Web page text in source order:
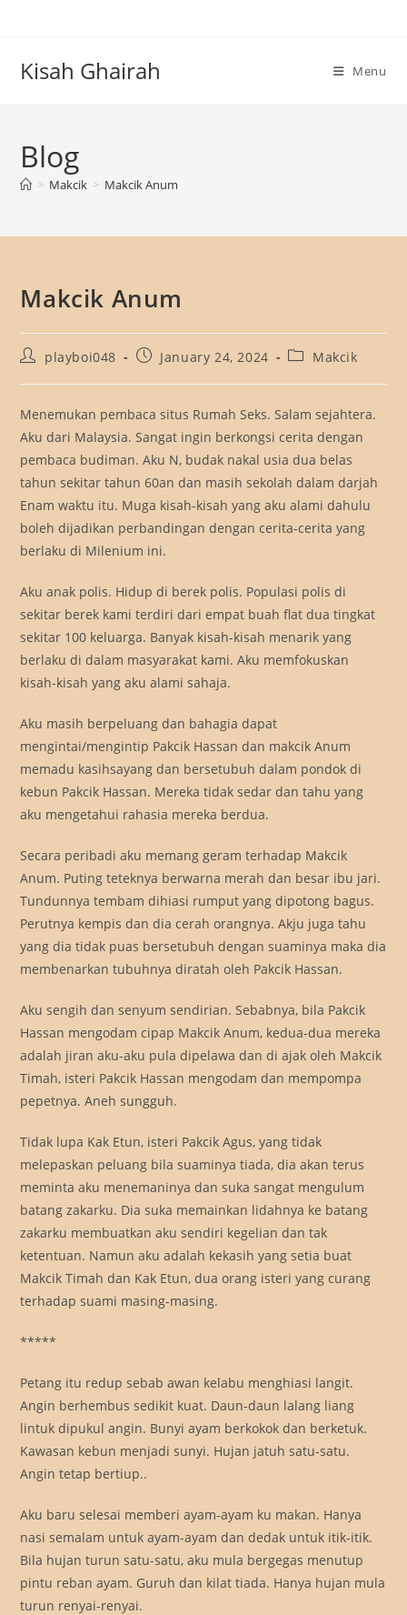
Kisah Ghairah Menu
Blog
> Makcik > Makcik Anum
Makcik Anum
Postplayboi048
PostJanuary 24, 2024
PostMakcik
Menemukan pembaca situs Rumah Seks. Salam sejahtera.
Aku dari Malaysia. Sangat ingin berkongsi cerita dengan
pembaca budiman. Aku N, budak nakal usia dua belas
tahun sekitar tahun 60an dan masih sekolah dalam darjah
Enam waktu itu. Muga kisah-kisah yang aku alami dahulu
boleh dijadikan perbandingan dengan cerita-cerita yang
berlaku di Milenium ini.
Aku anak polis. Hidup di berek polis. Populasi polis di
sekitar berek kami terdiri dari empat buah flat dua tingkat
sekitar 100 keluarga. Banyak kisah-kisah menarik yang
berlaku di dalam masyarakat kami. Aku memfokuskan
kisah-kisah yang aku alami sahaja.
Aku masih berpeluang dan bahagia dapat
mengintai/mengintip Pakcik Hassan dan makcik Anum
memadu kasihsayang dan bersetubuh dalam pondok di
kebun Pakcik Hassan. Mereka tidak sedar dan tahu yang
aku mengetahui rahasia mereka berdua.
Secara peribadi aku memang geram terhadap Makcik
Anum. Puting teteknya berwarna merah dan besar ibu jari.
Tundunnya tembam dihiasi rumput yang dipotong bagus.
Perutnya kempis dan dia cerah orangnya. Akju juga tahu
yang dia tidak puas bersetubuh dengan suaminya maka dia
membenarkan tubuhnya diratah oleh Pakcik Hassan.
Aku sengih dan senyum sendirian. Sebabnya, bila Pakcik
Hassan mengodam cipap Makcik Anum, kedua-dua mereka
adalah jiran aku-aku pula dipelawa dan di ajak oleh Makcik
Timah, isteri Pakcik Hassan mengodam dan mempompa
pepetnya. Aneh sungguh.
Tidak lupa Kak Etun, isteri Pakcik Agus, yang tidak
melepaskan peluang bila suaminya tiada, dia akan terus
meminta aku menemaninya dan suka sangat mengulum
batang zakarku. Dia suka memainkan lidahnya ke batang
zakarku membuatkan aku sendiri kegelian dan tak
ketentuan. Namun aku adalah kekasih yang setia buat
Makcik Timah dan Kak Etun, dua orang isteri yang curang
terhadap suami masing-masing.
*****
Petang itu redup sebab awan kelabu menghiasi langit.
Angin berhembus sedikit kuat. Daun-daun lalang liang
lintuk dipukul angin. Bunyi ayam berkokok dan berketuk.
Kawasan kebun menjadi sunyi. Hujan jatuh satu-satu.
Angin tetap bertiup..
Aku baru selesai memberi ayam-ayam ku makan. Hanya
nasi semalam untuk ayam-ayam dan dedak untuk itik-itik.
Bila hujan turun satu-satu, aku mula bergegas menutup
pintu reban ayam. Guruh dan kilat tiada. Hanya hujan mula
turun renyai-renyai.